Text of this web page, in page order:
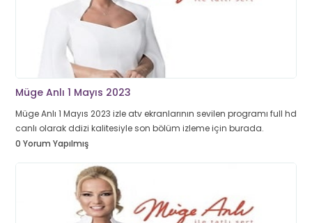
Müge Anlı 1 Mayıs 2023
Müge Anlı 1 Mayıs 2023 izle atv ekranlarının sevilen programı full hd
canlı olarak ddizi kalitesiyle son bölüm izleme için burada.
0 Yorum Yapılmış